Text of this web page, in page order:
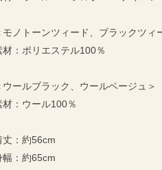
モノトーンツィード、ブラックツィ
材：ポリエステル100％
ウールブラック、ウールベージュ＞
材：ウール100％
丈：約56cm
幅：約65cm